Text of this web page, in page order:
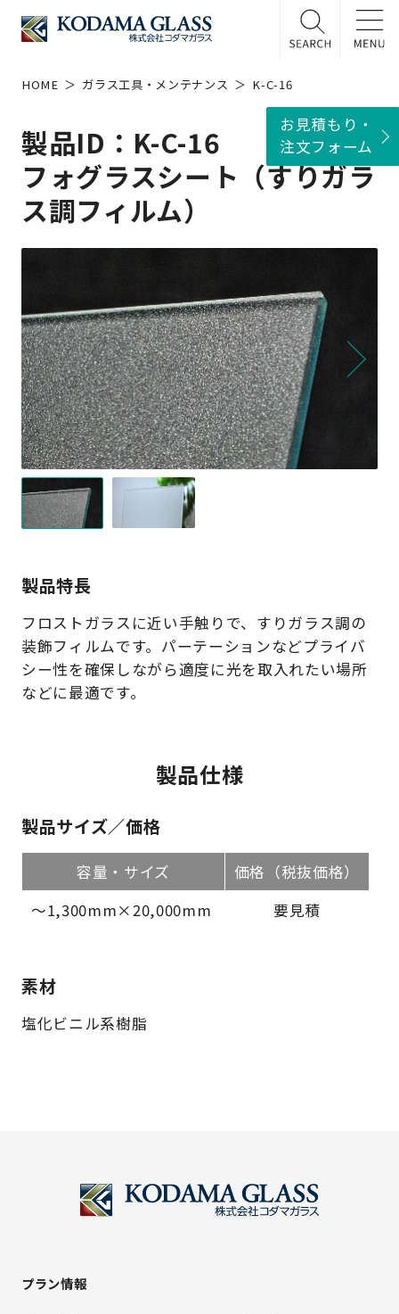
HOME ガラス工具・メンテナンス K-C-16
製品ID：K-C-16
フォグラスシート（すりガラ
ス調フィルム）
製品特長
フロストガラスに近い手触りで、すりガラス調の
装飾フィルムです。パーテーションなどプライバ
シー性を確保しながら適度に光を取入れたい場所
などに最適です。
製品仕様
製品サイズ／価格
容量・サイズ
価格（税抜価格）
～1,300mm×20,000mm
要見積
素材
塩化ビニル系樹脂
お見積もり・
注文フォーム
プラン情報